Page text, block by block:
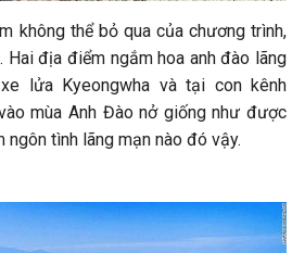
không thể bỏ qua của chương trình,
Hai địa điểm ngắm hoa anh đào lãng
lửa Kyeongwha và tại con kênh
mùa Anh Đào nở giống như được
tình lãng mạn nào đó vậy.